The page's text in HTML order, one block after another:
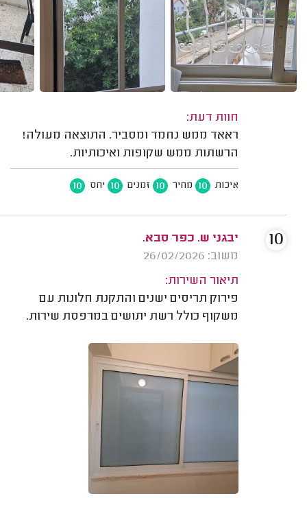
חוות דעת:
ראאד ממש נחמד ומסביר. התוצאה מעולה!
הרשתות ממש שקופות ואיכותיות.
איכות 10 מחיר 10 זמנים 10 יחס 10
יבגני ש. כפר סבא.
משוב: 26/02/2026
תיאור השירות:
פירוק תריסים ישנים והתקנת חלונות עם
משקוף כולל רשת יתושים במרפסת שירות.
10